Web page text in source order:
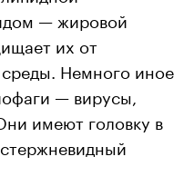
— жировой
их от
Немного иное
— вирусы,
имеют головку в